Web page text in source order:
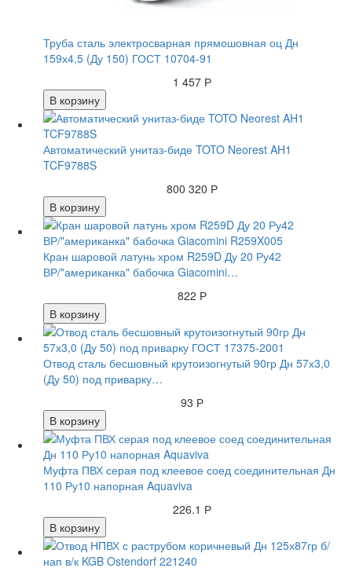
Труба сталь электросварная прямошовная оц Дн
159х4,5 (Ду 150) ГОСТ 10704-91
1 457 Р
В корзину
Автоматический унитаз-биде TOTO Neorest AH1
TCF9788S
800 320 Р
В корзину
Кран шаровой латунь хром R259D Ду 20 Ру42
ВР/"американка" бабочка Giacomini…
822 Р
В корзину
Отвод сталь бесшовный крутоизогнутый 90гр Дн 57х3,0
(Ду 50) под приварку…
93 Р
В корзину
Муфта ПВХ серая под клеевое соед соединительная Дн
110 Ру10 напорная Aquaviva
226.1 Р
В корзину